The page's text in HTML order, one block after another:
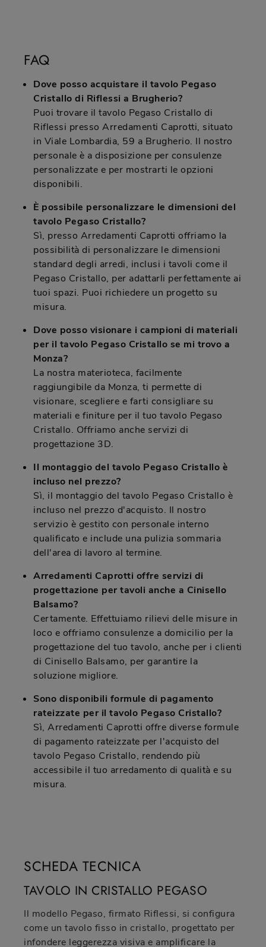
FAQ
Dove posso acquistare il tavolo Pegaso
Cristallo di Riflessi a Brugherio?
Puoi trovare il tavolo Pegaso Cristallo di
Riflessi presso Arredamenti Caprotti, situato
in Viale Lombardia, 59 a Brugherio. Il nostro
personale è a disposizione per consulenze
personalizzate e per mostrarti le opzioni
disponibili.
È possibile personalizzare le dimensioni del
tavolo Pegaso Cristallo?
Sì, presso Arredamenti Caprotti offriamo la
possibilità di personalizzare le dimensioni
standard degli arredi, inclusi i tavoli come il
Pegaso Cristallo, per adattarli perfettamente ai
tuoi spazi. Puoi richiedere un progetto su
misura.
Dove posso visionare i campioni di materiali
per il tavolo Pegaso Cristallo se mi trovo a
Monza?
La nostra materioteca, facilmente
raggiungibile da Monza, ti permette di
visionare, scegliere e farti consigliare su
materiali e finiture per il tuo tavolo Pegaso
Cristallo. Offriamo anche servizi di
progettazione 3D.
Il montaggio del tavolo Pegaso Cristallo è
incluso nel prezzo?
Sì, il montaggio del tavolo Pegaso Cristallo è
incluso nel prezzo d'acquisto. Il nostro
servizio è gestito con personale interno
qualificato e include una pulizia sommaria
dell'area di lavoro al termine.
Arredamenti Caprotti offre servizi di
progettazione per tavoli anche a Cinisello
Balsamo?
Certamente. Effettuiamo rilievi delle misure in
loco e offriamo consulenze a domicilio per la
progettazione del tuo tavolo, anche per i clienti
di Cinisello Balsamo, per garantire la
soluzione migliore.
Sono disponibili formule di pagamento
rateizzate per il tavolo Pegaso Cristallo?
Sì, Arredamenti Caprotti offre diverse formule
di pagamento rateizzate per l'acquisto del
tavolo Pegaso Cristallo, rendendo più
accessibile il tuo arredamento di qualità e su
misura.
SCHEDA TECNICA
TAVOLO IN CRISTALLO PEGASO
Il modello Pegaso, firmato Riflessi, si configura
come un tavolo fisso in cristallo, progettato per
infondere leggerezza visiva e amplificare la